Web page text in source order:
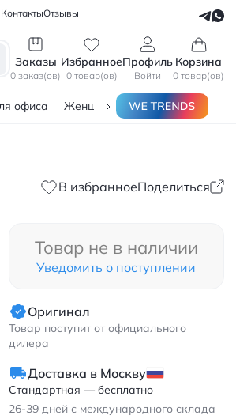
КонтактыОтзывы
Заказы
0 заказ(ов)
Избранное
0 товар(ов)
Профиль
Войти
Корзина
0 товар(ов)
офиса Женщинам Мужчинам
В избранноеПоделиться
Товар не в наличии
Уведомить о поступлении
Оригинал
Товар поступит от официального
дилера
Доставка в Москву
Стандартная — бесплатно
26-39 дней с международного склада